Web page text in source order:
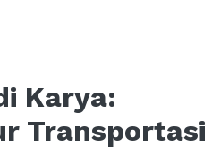
Karya:
Transportasi